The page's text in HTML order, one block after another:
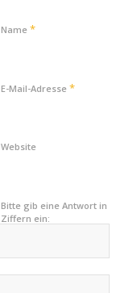
Name *
E-Mail-Adresse *
Website
Bitte gib eine Antwort in
Ziffern ein: